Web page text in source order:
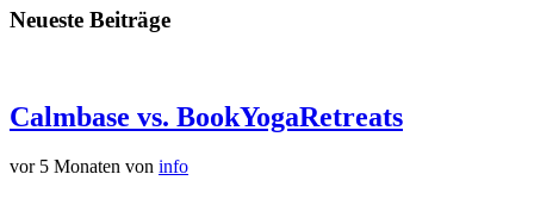
Neueste Beiträge
Calmbase vs. BookYogaRetreats
vor 5 Monaten von info